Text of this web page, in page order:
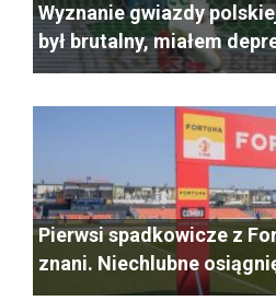
Wyznanie gwiazdy
był brutalny, miałem
Pierwsi spadkowicze z
znani. Niechlubne